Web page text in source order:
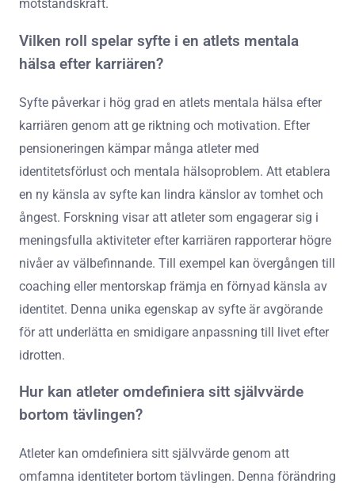
motståndskraft.
Vilken roll spelar syfte i en atlets mentala
hälsa efter karriären?
Syfte påverkar i hög grad en atlets mentala hälsa efter
karriären genom att ge riktning och motivation. Efter
pensioneringen kämpar många atleter med
identitetsförlust och mentala hälsoproblem. Att etablera
en ny känsla av syfte kan lindra känslor av tomhet och
ångest. Forskning visar att atleter som engagerar sig i
meningsfulla aktiviteter efter karriären rapporterar högre
nivåer av välbefinnande. Till exempel kan övergången till
coaching eller mentorskap främja en förnyad känsla av
identitet. Denna unika egenskap av syfte är avgörande
för att underlätta en smidigare anpassning till livet efter
idrotten.
Hur kan atleter omdefiniera sitt självvärde
bortom tävlingen?
Atleter kan omdefiniera sitt självvärde genom att
omfamna identiteter bortom tävlingen. Denna förändring